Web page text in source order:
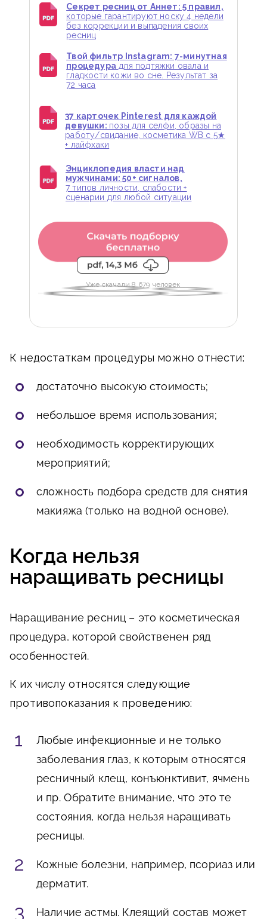
Секрет ресниц от Аннет: 5 правил,
которые гарантируют носку 4 недели
без коррекции и выпадения своих
ресниц
Твой фильтр Instagram: 7-минутная
процедурадля подтяжки овала и
гладкости кожи во сне. Результат за
72 часа
Уже скачали 8 679 человек
37 карточек Pinterest для каждой
девушки: позы для селфи, образы на
работу/свидание, косметика WB с 5★
+ лайфхаки
Энциклопедия власти над
мужчинами: 50+ сигналов,
7 типов личности, слабости +
сценарии для любой ситуации
К недостаткам процедуры можно отнести:
достаточно высокую стоимость;
небольшое время использования;
необходимость корректирующих
мероприятий;
сложность подбора средств для снятия
макияжа (только на водной основе).
Когда нельзя
наращивать ресницы
Наращивание ресниц – это косметическая
процедура, которой свойственен ряд
особенностей.
К их числу относятся следующие
противопоказания к проведению:
Любые инфекционные и не только
заболевания глаз, к которым относятся
ресничный клещ, конъюнктивит, ячмень
и пр. Обратите внимание, что это те
состояния, когда нельзя наращивать
ресницы.
Кожные болезни, например, псориаз или
дерматит.
Наличие астмы. Клеящий состав может